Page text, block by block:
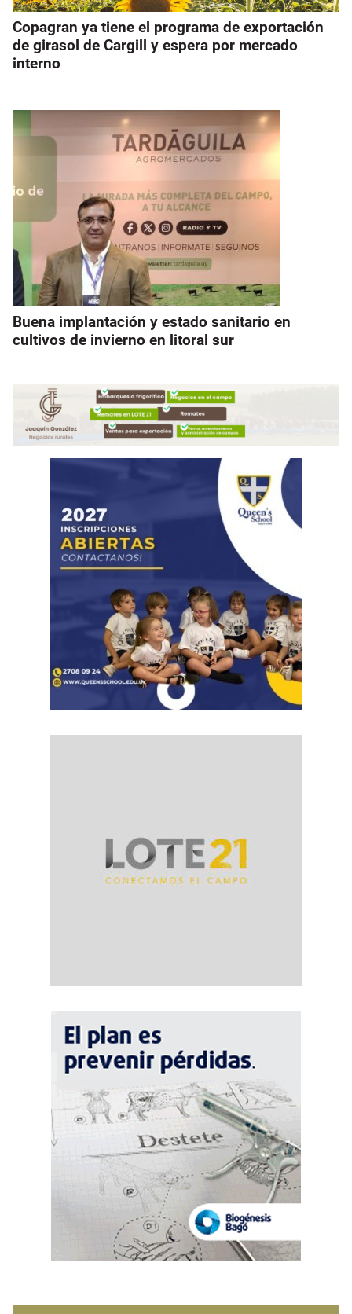
Copagran ya tiene el programa de exportación
de girasol de Cargill y espera por mercado
interno
Buena implantación y estado sanitario en
cultivos de invierno en litoral sur